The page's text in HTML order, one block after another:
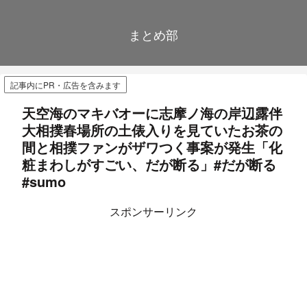
まとめ部
記事内にPR・広告を含みます
天空海のマキバオーに志摩ノ海の岸辺露伴
大相撲春場所の土俵入りを見ていたお茶の
間と相撲ファンがザワつく事案が発生「化
粧まわしがすごい、だが断る」#だが断る
#sumo
スポンサーリンク